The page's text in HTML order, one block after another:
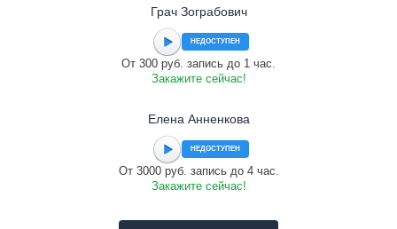
Грач Зограбович
НЕДОСТУПЕН
От 300 руб. запись до 1 час.
Закажите сейчас!
Елена Анненкова
НЕДОСТУПЕН
От 3000 руб. запись до 4 час.
Закажите сейчас!